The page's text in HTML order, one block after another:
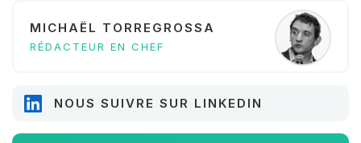
MICHAËL TORREGROSSA
RÉDACTEUR EN CHEF
NOUS SUIVRE SUR LINKEDIN